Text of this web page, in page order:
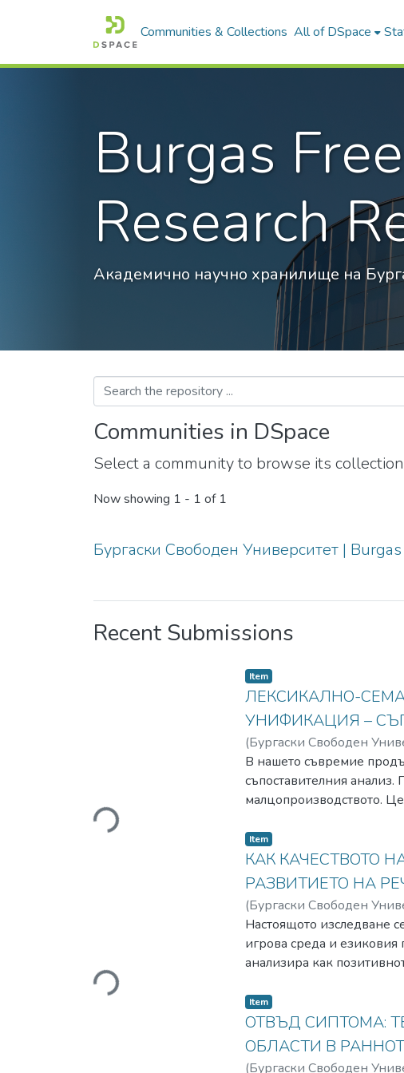
Communities & Collections All of DSpace
Burgas
Research
Академично научно хранилище на
Communities in DSpace
Select a community to browse its
Now showing 1 - 1 of 1
Бургаски Свободен Университет |
Recent Submissions
Loading...
Item
ЛЕКСИКАЛНО-
УНИФИКАЦИЯ –
(Бургаски Свободен
В нашето съвремие
съпоставителния
малцопроизводството.
времето, дали в
термините са
Русия, България,
лексикални полета с 41
разгледани по-
Изследването показа, че
унификация на
в чуждоезиковото
Loading...
Item
КАК КАЧЕСТВОТО
РАЗВИТИЕТО НА
(Бургаски Свободен
Настоящото изследване
игрова среда и езиковия
анализира как
между родители и деца:
речевите умения,
детство на проф.
значение на
Item
ОТВЪД СИПТОМА:
ОБЛАСТИ В
(Бургаски Свободен